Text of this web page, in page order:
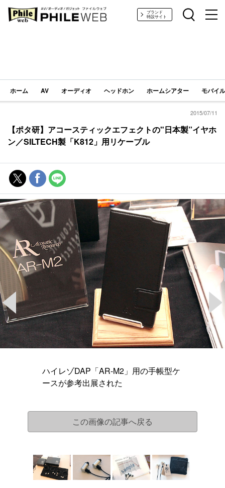
PHILE WEB｜AV/オーディオ/ガジェットブランド
特設サイト
ホーム AV オーディオ ヘッドホン ホームシアター モバイ
2015/07/11
【ポタ研】アコースティックエフェクトの"日本製”イヤホ
ン／SILTECH製「K812」用リケーブル
ハイレゾDAP「AR-M2」用の手帳型ケ
ースが参考出展された
この画像の記事へ戻る